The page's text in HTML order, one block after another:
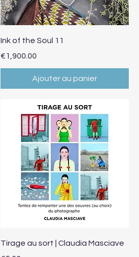
Aperçu rapide
Ink of the Soul 11
Prix
€1,900.00
Ajouter au panier
Aperçu rapide
Tirage au sort | Claudia Masciave